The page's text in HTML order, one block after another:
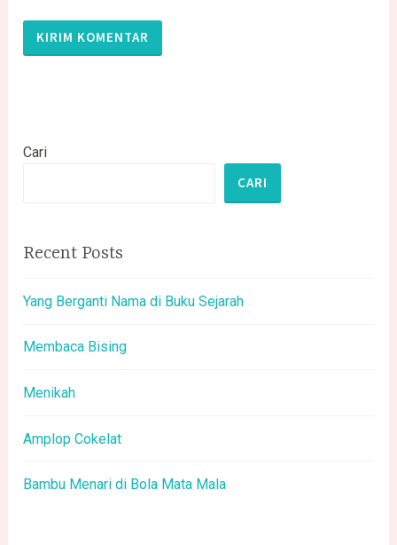
Cari
CARI
Recent Posts
Yang Berganti Nama di Buku Sejarah
Membaca Bising
Menikah
Amplop Cokelat
Bambu Menari di Bola Mata Mala